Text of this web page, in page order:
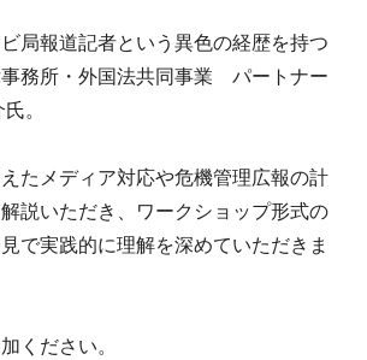
局報道記者という異色の経歴を持つ
務所・外国法共同事業 パートナー
。
たメディア対応や危機管理広報の計
説いただき、ワークショップ形式の
で実践的に理解を深めていただきま
ください。